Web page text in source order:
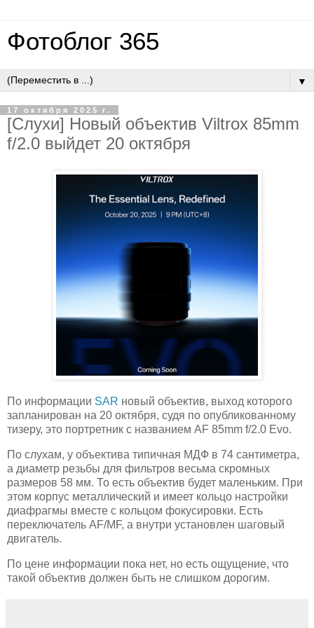
Фотоблог 365
▼
17 октября 2025 г.
[Слухи] Новый объектив Viltrox 85mm
f/2.0 выйдет 20 октября
По информации SAR новый объектив, выход которого
запланирован на 20 октября, судя по опубликованному
тизеру, это портретник с названием AF 85mm f/2.0 Evo.
По слухам, у объектива типичная МДФ в 74 сантиметра,
а диаметр резьбы для фильтров весьма скромных
размеров 58 мм. То есть объектив будет маленьким. При
этом корпус металлический и имеет кольцо настройки
диафрагмы вместе с кольцом фокусировки. Есть
переключатель AF/MF, а внутри установлен шаговый
двигатель.
По цене информации пока нет, но есть ощущение, что
такой объектив должен быть не слишком дорогим.